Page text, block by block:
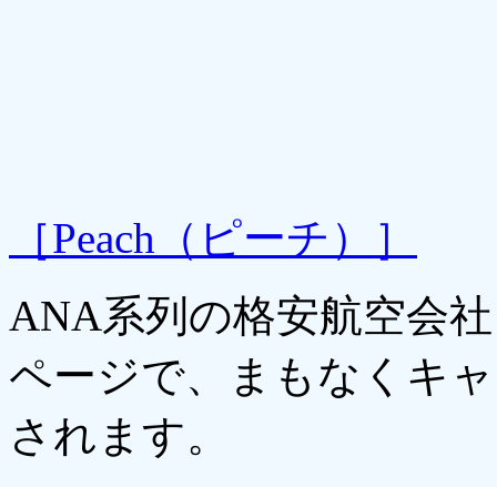
［Peach（ピーチ）］
ANA系列の格安航空会
ページで、まもなくキ
されます。